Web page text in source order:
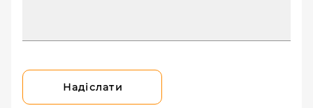
Надіслати